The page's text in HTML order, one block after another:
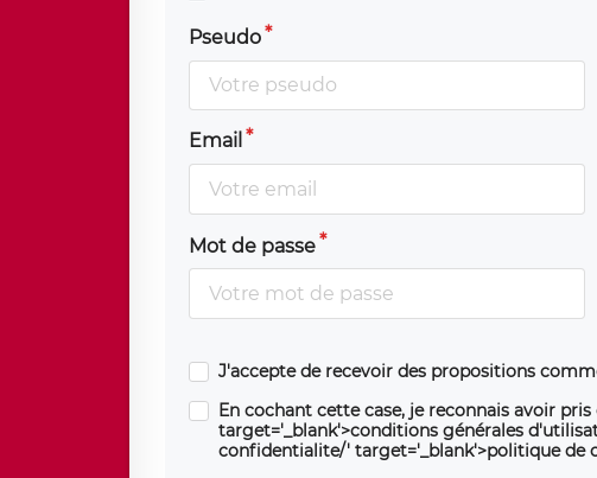
Pseudo
Email
Mot de passe
J'accepte de recevoir des propositions
En cochant cette case, je reconnais avoir
target='_blank'>conditions générales
confidentialite/' target='_blank'>politique de